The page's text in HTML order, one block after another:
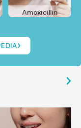
Amoxicillin